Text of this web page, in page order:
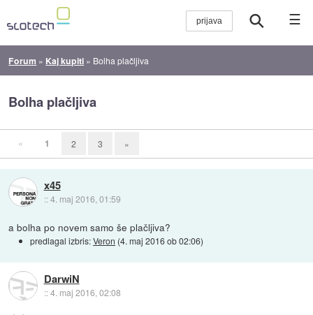
☰
Forum » Kaj kupiti » Bolha plačljiva
Bolha plačljiva
« 1 2 3 »
x45
::4. maj 2016, 01:59
a bolha po novem samo še plačljiva?
predlagal izbris:Veron (4. maj 2016 ob 02:06)
DarwiN
::4. maj 2016, 02:08